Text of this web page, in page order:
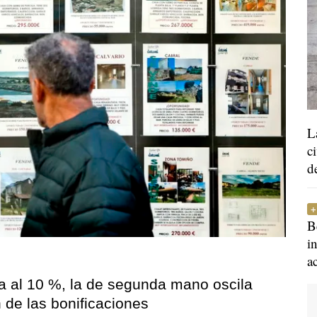
al 10 %, la de segunda mano oscila
las bonificaciones